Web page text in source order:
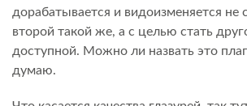
дорабатывается и видоизменяется не
второй такой же, а с целью стать
доступной. Можно ли назвать это
думаю.